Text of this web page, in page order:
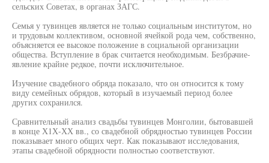
сельских Советах, в органах ЗАГС.
Семья у тувинцев является не только социальным институтом, но
и трудовым коллективом, основной ячейкой рода чем, собственно,
объясняется ее высокое положение в социальной организации
общества. Вступление в брак считается необходимым. Безбрачие-
явление крайне редкое, почти исключительное.
Изучение свадебного обряда показало, что он относится к тому
виду семейных обрядов, который в изучаемый период более
других сохранился.
Сравнительный анализ свадьбы тувинцев Монголии, бытовавшей
в конце Х1Х-ХХ вв., со свадебной обрядностью тувинцев России
показывает много общих черт. Как показывают исследования,
этапы свадебной обрядности полностью соответствуют.